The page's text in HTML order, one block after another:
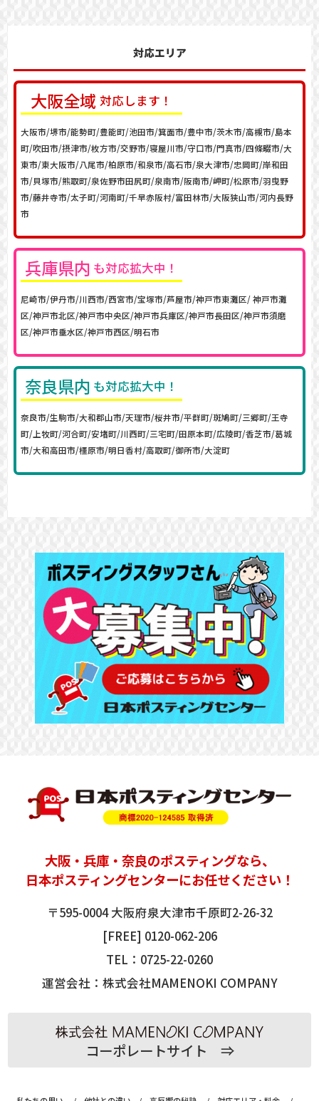
対応エリア
大阪全域 対応します！
大阪市/堺市/能勢町/豊能町/池田市/箕面市/豊中市/茨木市/高槻市/島本
町/吹田市/摂津市/枚方市/交野市/寝屋川市/守口市/門真市/四條畷市/大
東市/東大阪市/八尾市/柏原市/和泉市/高石市/泉大津市/忠岡町/岸和田
市/貝塚市/熊取町/泉佐野市田尻町/泉南市/阪南市/岬町/松原市/羽曳野
市/藤井寺市/太子町/河南町/千早赤阪村/富田林市/大阪狭山市/河内長野
市
兵庫県内 も対応拡大中！
尼崎市/伊丹市/川西市/西宮市/宝塚市/芦屋市/神戸市東灘区/ 神戸市灘
区/神戸市北区/神戸市中央区/神戸市兵庫区/神戸市長田区/神戸市須磨
区/神戸市垂水区/神戸市西区/明石市
奈良県内 も対応拡大中！
奈良市/生駒市/大和郡山市/天理市/桜井市/平群町/斑鳩町/三郷町/王寺
町/上牧町/河合町/安堵町/川西町/三宅町/田原本町/広陵町/香芝市/葛城
市/大和高田市/橿原市/明日香村/高取町/御所市/大淀町
大阪・ 兵庫・奈良のポスティングなら、
日本ポスティングセンターにお任せください！
〒595-0004 大阪府泉大津市千原町2-26-32
[FREE] 0120-062-206
TEL： 0725-22-0260
運営会社：株式会社MAMENOKI COMPANY
コーポレートサイト ⇒